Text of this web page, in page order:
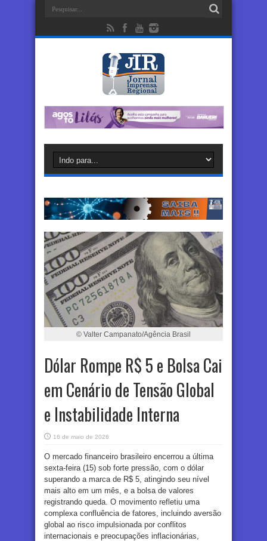
© Valter Campanato/Agência Brasil
Dólar Rompe R$ 5 e Bolsa Cai
em Cenário de Tensão Global
e Instabilidade Interna
16 de maio de 2026
O mercado financeiro brasileiro encerrou a última
sexta-feira (15) sob forte pressão, com o dólar
superando a marca de R$ 5, atingindo seu nível
mais alto em um mês, e a bolsa de valores
registrando queda. O movimento refletiu uma
complexa confluência de fatores, incluindo aversão
global ao risco impulsionada por conflitos
internacionais e preocupações inflacionárias,